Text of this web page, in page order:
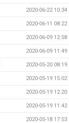
2020-06-22 10:34
2020-06-11 08:22
2020-06-09 12:58
2020-06-09 11:49
2020-05-20 08:19
2020-05-19 15:02
2020-05-19 12:20
2020-05-19 11:42
2020-05-18 17:53